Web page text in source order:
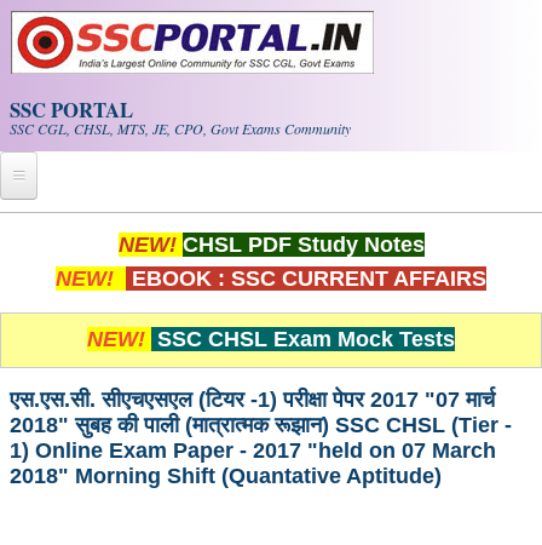
Skip to main content
SSC PORTAL
SSC CGL, CHSL, MTS, JE, CPO, Govt Exams Community
Whats New!
Exam Calendar
PDF NOTES
SSC CGL Tier-1 PDF NOTES
NEW! CHSL PDF Study Notes
NEW!
EBOOK : SSC CURRENT AFFAIRS
NEW! SSC CHSL Exam Mock Tests
एस.एस.सी. सीएचएसएल (टियर -1) परीक्षा पेपर 2017 "07 मार्च
2018" सुबह की पाली (मात्रात्मक रूझान) SSC CHSL (Tier -
1) Online Exam Paper - 2017 "held on 07 March
2018" Morning Shift (Quantative Aptitude)